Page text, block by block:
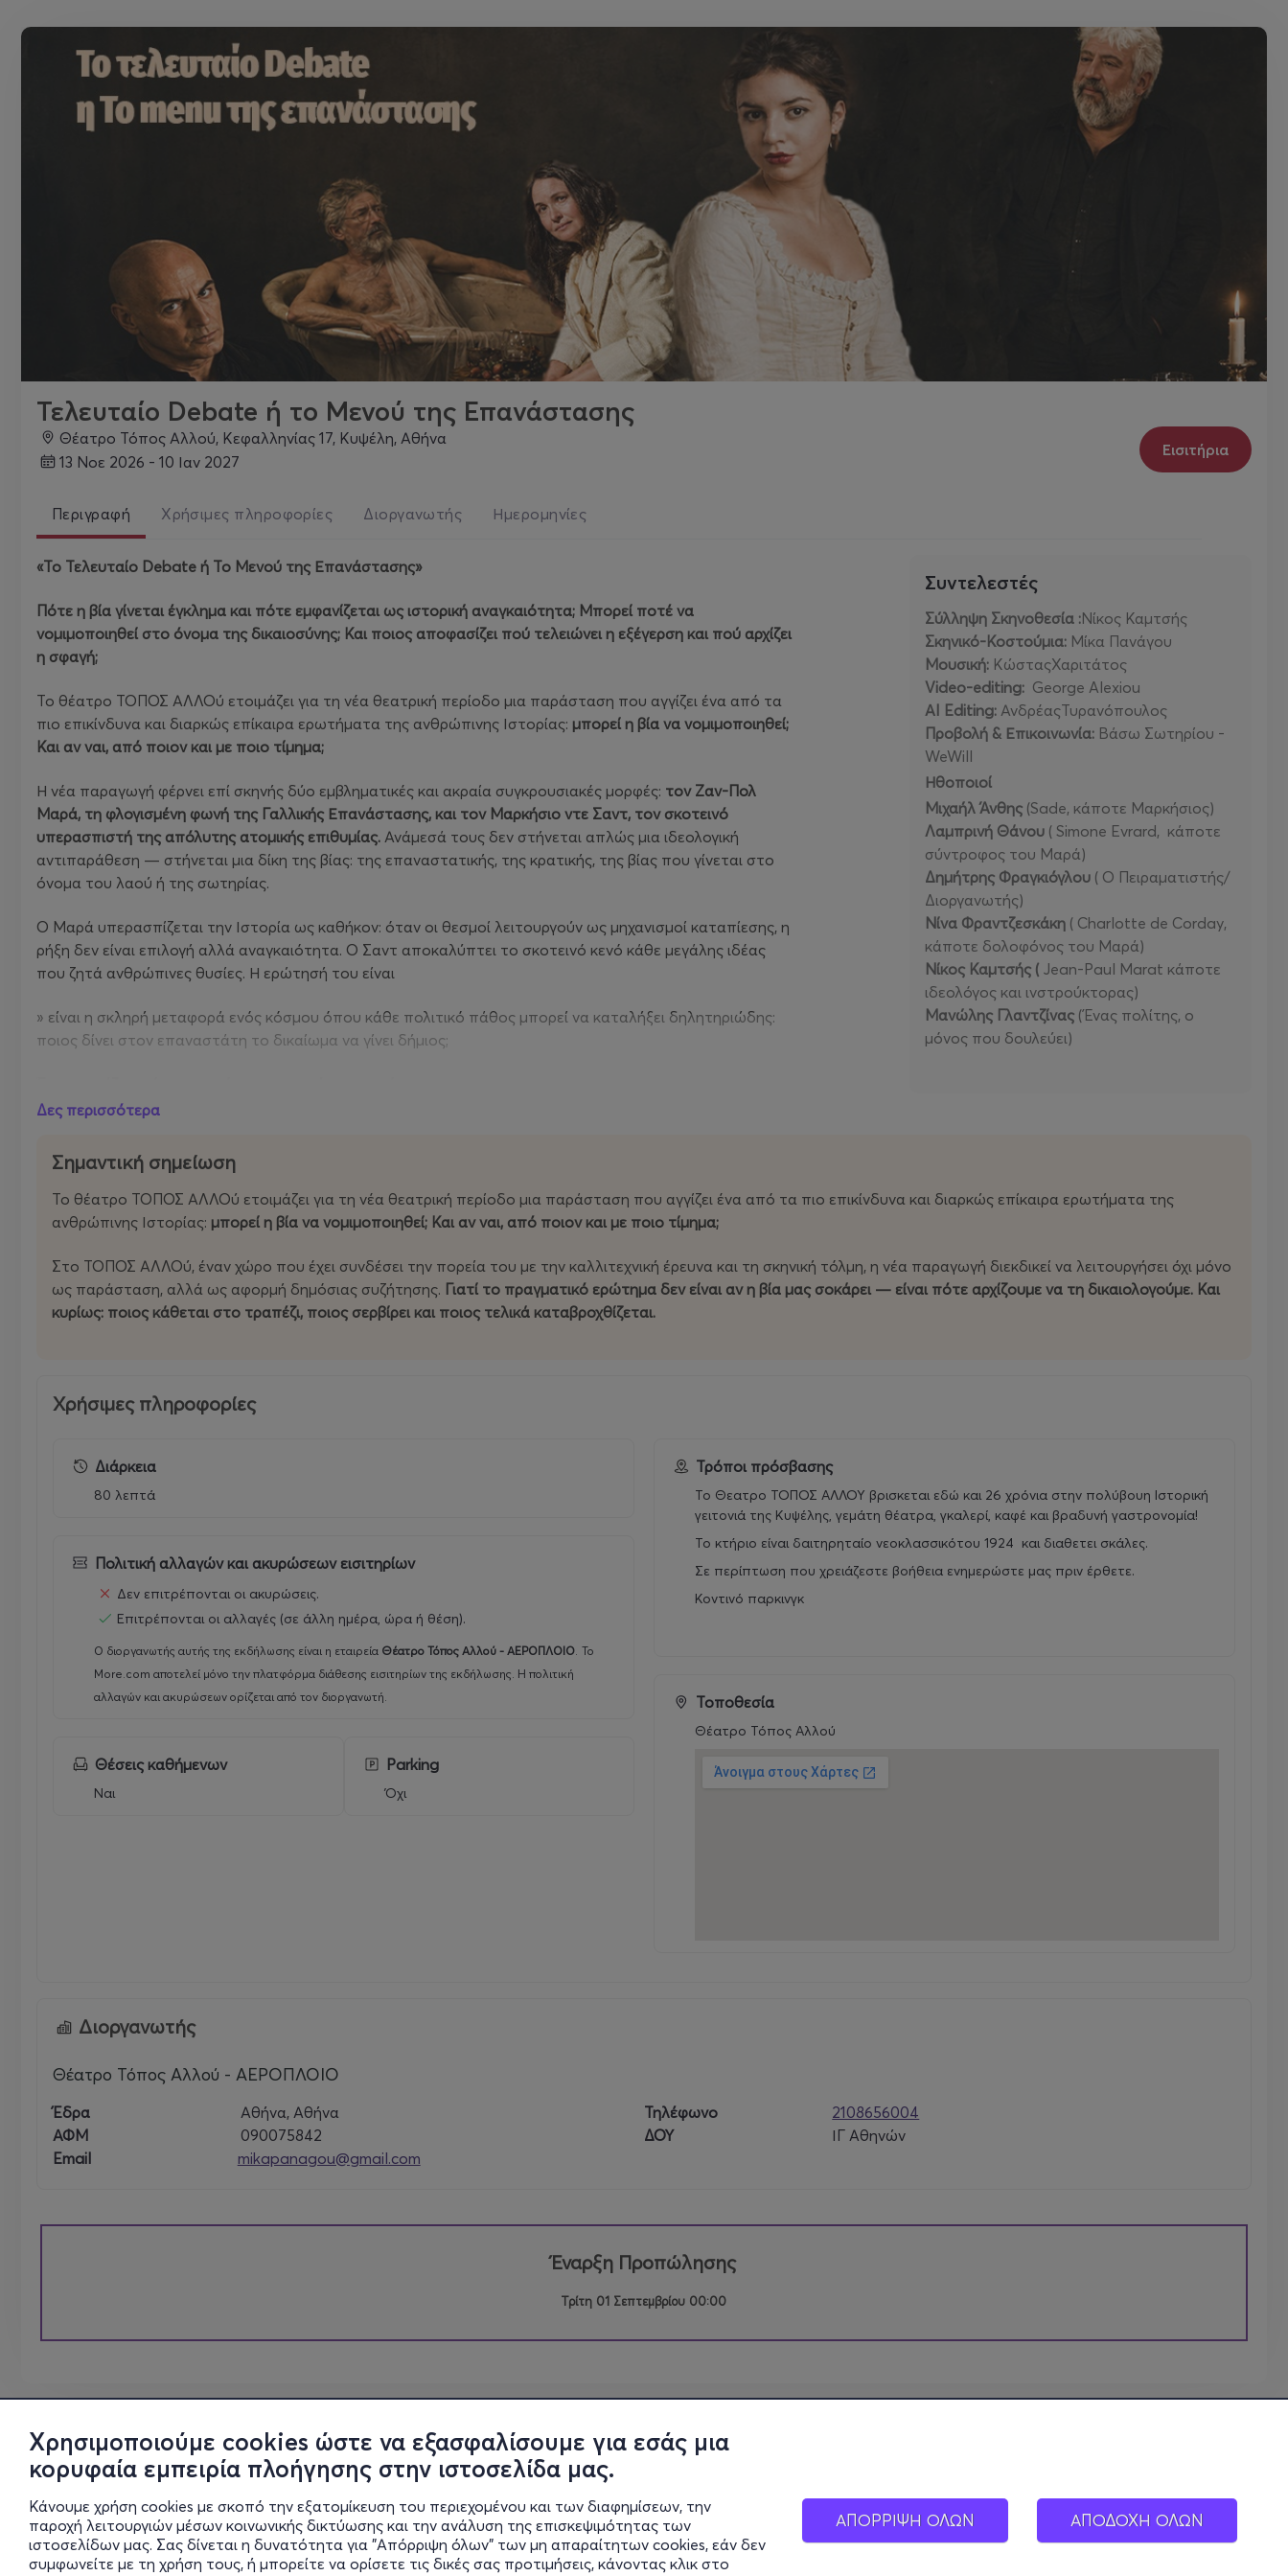
Χρησιμοποιούμε cookies ώστε να εξασφαλίσουμε για εσάς μια
κορυφαία εμπειρία πλοήγησης στην ιστοσελίδα μας.
Κάνουμε χρήση cookies με σκοπό την εξατομίκευση του περιεχομένου και των διαφημίσεων, την
παροχή λειτουργιών μέσων κοινωνικής δικτύωσης και την ανάλυση της επισκεψιμότητας των
ιστοσελίδων μας. Σας δίνεται η δυνατότητα για "Απόρριψη όλων" των μη απαραίτητων cookies, εάν δεν
συμφωνείτε με τη χρήση τους, ή μπορείτε να ορίσετε τις δικές σας προτιμήσεις, κάνοντας κλικ στο
ΑΠΟΡΡΙΨΗ ΟΛΩΝ ΑΠΟΔΟΧΗ ΟΛΩΝ
Τελευταίο Debate ή το Μενού της Επανάστασης
Θέατρο Τόπος Αλλού, Κεφαλληνίας 17, Κυψέλη, Αθήνα
13 Νοε 2026 - 10 Ιαν 2027
Εισιτήρια
Περιγραφή Χρήσιμες πληροφορίες Διοργανωτής Ημερομηνίες
«Το Τελευταίο Debate ή Το Μενού της Επανάστασης»
Πότε η βία γίνεται έγκλημα και πότε εμφανίζεται ως ιστορική αναγκαιότητα; Μπορεί ποτέ να
νομιμοποιηθεί στο όνομα της δικαιοσύνης; Και ποιος αποφασίζει πού τελειώνει η εξέγερση και πού αρχίζει
η σφαγή;
Το θέατρο ΤΟΠΟΣ ΑΛΛΟύ ετοιμάζει για τη νέα θεατρική περίοδο μια παράσταση που αγγίζει ένα από τα
πιο επικίνδυνα και διαρκώς επίκαιρα ερωτήματα της ανθρώπινης Ιστορίας: μπορεί η βία να νομιμοποιηθεί;
Και αν ναι, από ποιον και με ποιο τίμημα;
Η νέα παραγωγή φέρνει επί σκηνής δύο εμβληματικές και ακραία συγκρουσιακές μορφές: τον Ζαν-Πολ
Μαρά, τη φλογισμένη φωνή της Γαλλικής Επανάστασης, και τον Μαρκήσιο ντε Σαντ, τον σκοτεινό
υπερασπιστή της απόλυτης ατομικής επιθυμίας. Ανάμεσά τους δεν στήνεται απλώς μια ιδεολογική
αντιπαράθεση — στήνεται μια δίκη της βίας: της επαναστατικής, της κρατικής, της βίας που γίνεται στο
όνομα του λαού ή της σωτηρίας.
Ο Μαρά υπερασπίζεται την Ιστορία ως καθήκον: όταν οι θεσμοί λειτουργούν ως μηχανισμοί καταπίεσης, η
ρήξη δεν είναι επιλογή αλλά αναγκαιότητα. Ο Σαντ αποκαλύπτει το σκοτεινό κενό κάθε μεγάλης ιδέας
που ζητά ανθρώπινες θυσίες. Η ερώτησή του είναι
» είναι η σκληρή μεταφορά ενός κόσμου όπου κάθε πολιτικό πάθος μπορεί να καταλήξει δηλητηριώδης:
ποιος δίνει στον επαναστάτη το δικαίωμα να γίνει δήμιος;
σημάδια από συμπόσιο και από έγκλημα. Εκεί η Επανάσταση δεν συζητιέται αφηρημένα. Σερβίρεται.
Τεμαχίζεται. Καταναλώνεται. Το «Μενού της Επανάστασηςανθρωποφαγία.
Η ΣαρλότΚορντέ εμφανίζεται ως πρόσωπο-σύνορο ανάμεσα στην πολιτική πράξη και το έγκλημα: όταν
εργαλείο μιας εποχής που έχασε τη γλώσσα της;
Η παράσταση κινείται ανάμεσα στο πολιτικό θέατρο, τη μαύρη ειρωνεία και το σύγχρονο δημόσιο
αναπαράγεται και δικαιολογείται ανάλογα με το ποιος την ασκεί και ποιος την αφηγείται
σκηνική τόλμη, η νέα παραγωγή διεκδικεί να λειτουργήσει όχι μόνο ως παράσταση, αλλά ως αφορμή
δημόσιας συζήτησης.
Γιατί το πραγματικό ερώτημα δεν είναι αν η βία μας σοκάρει — είναι πότε αρχίζουμε
Δες περισσότερα
Συντελεστές
Σύλληψη Σκηνοθεσία :Νίκος Καμτσής
Σκηνικό-Κοστούμια: Μίκα Πανάγου
Μουσική: ΚώσταςΧαριτάτος
Video-editing: George Alexiou
ΑI Editing: ΑνδρέαςΤυρανόπουλος
Προβολή & Επικοινωνία: Βάσω Σωτηρίου -
WeWill
Ηθοποιοί
Μιχαήλ Άνθης (Sade, κάποτε Μαρκήσιος)
Λαμπρινή Θάνου ( Simone Evrard, κάποτε
σύντροφος του Μαρά)
Δημήτρης Φραγκιόγλου ( Ο Πειραματιστής/
Διοργανωτής)
Νίνα Φραντζεσκάκη ( Charlotte de Corday,
κάποτε δολοφόνος του Μαρά)
Νίκος Καμτσής ( Jean-Paul Marat κάποτε
ιδεολόγος και ινστρούκτορας)
Μανώλης Γλαντζίνας (Ένας πολίτης, ο
μόνος που δουλεύει)
Σημαντική σημείωση
Το θέατρο ΤΟΠΟΣ ΑΛΛΟύ ετοιμάζει για τη νέα θεατρική περίοδο μια παράσταση που αγγίζει ένα από τα πιο επικίνδυνα και διαρκώς επίκαιρα ερωτήματα της
ανθρώπινης Ιστορίας: μπορεί η βία να νομιμοποιηθεί; Και αν ναι, από ποιον και με ποιο τίμημα;
Στο ΤΟΠΟΣ ΑΛΛΟύ, έναν χώρο που έχει συνδέσει την πορεία του με την καλλιτεχνική έρευνα και τη σκηνική τόλμη, η νέα παραγωγή διεκδικεί να λειτουργήσει όχι μόνο
ως παράσταση, αλλά ως αφορμή δημόσιας συζήτησης. Γιατί το πραγματικό ερώτημα δεν είναι αν η βία μας σοκάρει — είναι πότε αρχίζουμε να τη δικαιολογούμε. Και
κυρίως: ποιος κάθεται στο τραπέζι, ποιος σερβίρει και ποιος τελικά καταβροχθίζεται.
Χρήσιμες πληροφορίες
Διάρκεια
80 λεπτά
Πολιτική αλλαγών και ακυρώσεων εισιτηρίων
Δεν επιτρέπονται οι ακυρώσεις.
Επιτρέπονται οι αλλαγές (σε άλλη ημέρα, ώρα ή θέση).
Ο διοργανωτής αυτής της εκδήλωσης είναι η εταιρεία Θέατρο Τόπος Αλλού - ΑΕΡΟΠΛΟΙΟ. Το
More.com αποτελεί μόνο την πλατφόρμα διάθεσης εισιτηρίων της εκδήλωσης. Η πολιτική
αλλαγών και ακυρώσεων ορίζεται από τον διοργανωτή.
Θέσεις καθήμενων
Ναι
Parking
Όχι
Τρόποι πρόσβασης
Το Θεατρο ΤΟΠΟΣ ΑΛΛΟΥ βρισκεται εδώ και 26 χρόνια στην πολύβουη Ιστορική
γειτονιά της Κυψέλης, γεμάτη θέατρα, γκαλερί, καφέ και βραδυνή γαστρονομία!
Το κτήριο είναι δαιτηρηταίο νεοκλασσικότου 1924 και διαθετει σκάλες.
Σε περίπτωση που χρειάζεστε βοήθεια ενημερώστε μας πριν έρθετε.
Κοντινό παρκινγκ
Τοποθεσία
Θέατρο Τόπος Αλλού
Διοργανωτής
Θέατρο Τόπος Αλλού - ΑΕΡΟΠΛΟΙΟ
Έδρα Αθήνα, Αθήνα Τηλέφωνο
2108656004
ΑΦΜ
090075842 ΔΟΥ
ΙΓ Αθηνών
Email
mikapanagou@gmail.com
Έναρξη Προπώλησης
Τρίτη 01 Σεπτεμβρίου 00:00